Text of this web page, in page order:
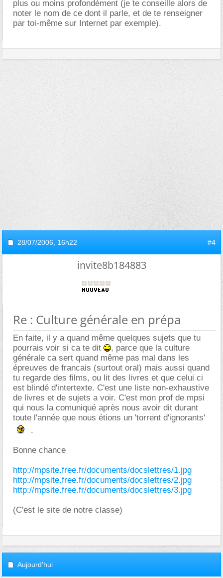
plus ou moins profondément (je te conseille alors de
noter le nom de ce dont il parle, et de te renseigner
par toi-même sur Internet par exemple).
28/07/2006, 16h22 #4
invite8b184883
Re : Culture générale en prépa
En faite, il y a quand même quelques sujets que tu
pourrais voir si ca te dit
, parce que la culture
générale ca sert quand même pas mal dans les
épreuves de francais (surtout oral) mais aussi quand
tu regarde des films, ou lit des livres et que celui ci
est blindé d'intertexte. C'est une liste non-exhaustive
de livres et de sujets a voir. C'est mon prof de mpsi
qui nous la comuniqué après nous avoir dit durant
toute l'année que nous étions un 'torrent d'ignorants'
.
Bonne chance
http://mpsite.free.fr/documents/docslettres/1.jpg
http://mpsite.free.fr/documents/docslettres/2.jpg
http://mpsite.free.fr/documents/docslettres/3.jpg
(C'est le site de notre classe)
Aujourd'hui